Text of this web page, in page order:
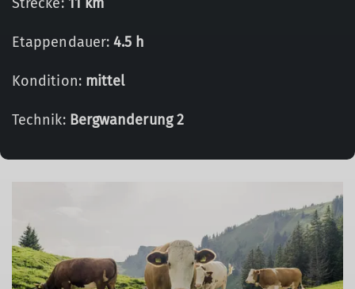
Etappendauer:4.5 h
Kondition: mittel
Technik: Bergwanderung 2